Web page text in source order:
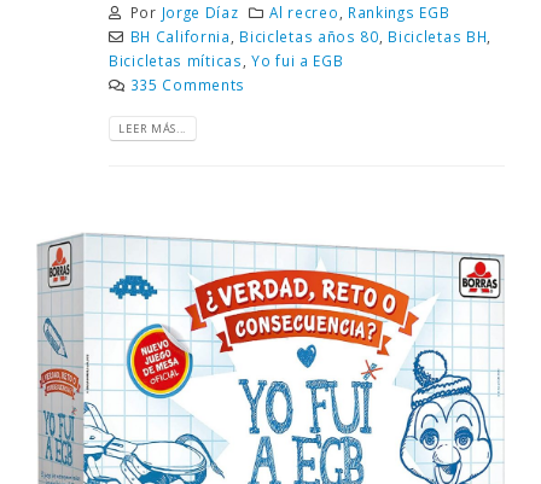
Por Jorge Díaz Al recreo
Rankings EGB
BH California
Bicicletas años 80 Bicicletas BH
Bicicletas míticas ,Yo fui a EGB
335 Comments
LEER MÁS...